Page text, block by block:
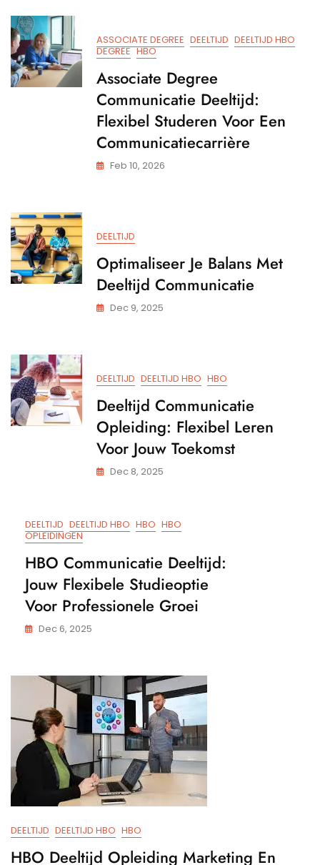
ASSOCIATE DEGREE DEELTIJD DEELTIJD HBO
DEGREE HBO
Associate Degree
Communicatie Deeltijd:
Flexibel Studeren Voor Een
Communicatiecarrière
Feb 10, 2026
DEELTIJD
Optimaliseer Je Balans Met
Deeltijd Communicatie
Dec 9, 2025
DEELTIJD DEELTIJD HBO HBO
Deeltijd Communicatie
Opleiding: Flexibel Leren
Voor Jouw Toekomst
Dec 8, 2025
DEELTIJD DEELTIJD HBO HBO HBO
OPLEIDINGEN
HBO Communicatie Deeltijd:
Jouw Flexibele Studieoptie
Voor Professionele Groei
Dec 6, 2025
DEELTIJD DEELTIJD HBO HBO
HBO Deeltijd Opleiding Marketing En